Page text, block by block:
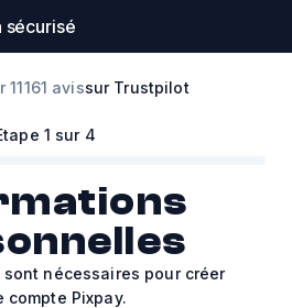
11161 avissur Trustpilot
1 sur 4
nécessaires pour créer
compte Pixpay.